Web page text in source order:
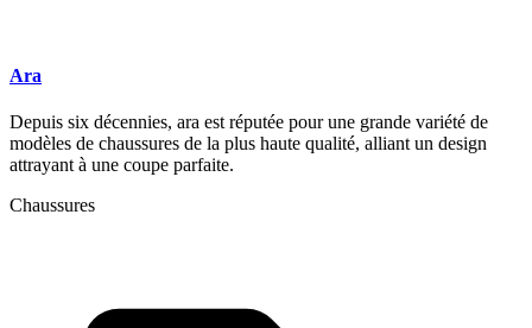
Ara
Depuis six décennies, ara est réputée pour une grande variété de
modèles de chaussures de la plus haute qualité, alliant un design
attrayant à une coupe parfaite.
Chaussures